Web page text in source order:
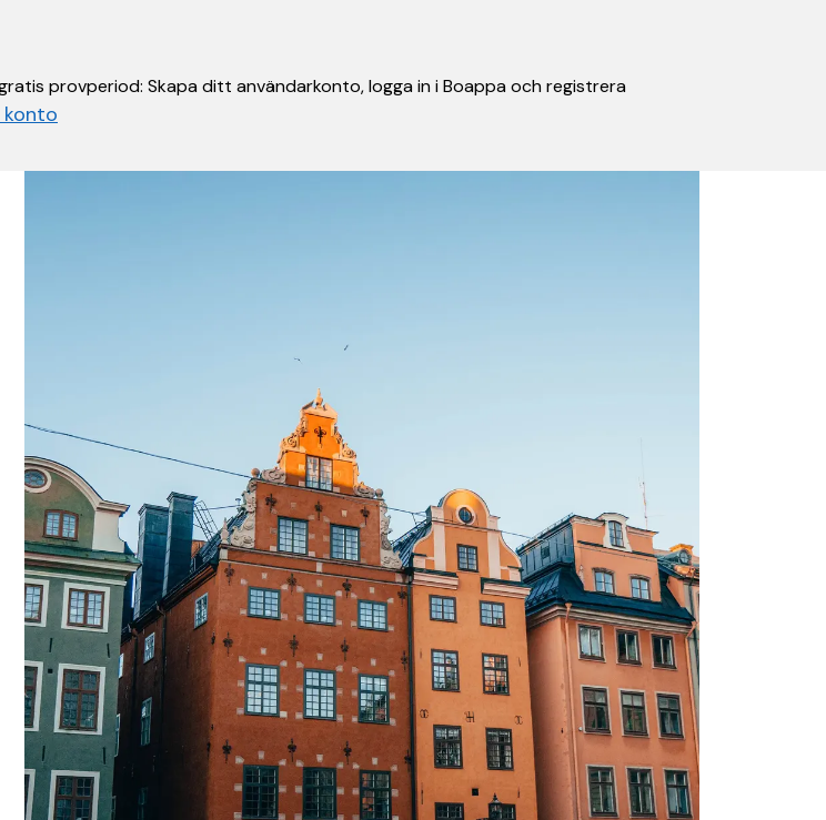
provperiod: Skapa ditt användarkonto, logga in i Boappa och registrera
konto